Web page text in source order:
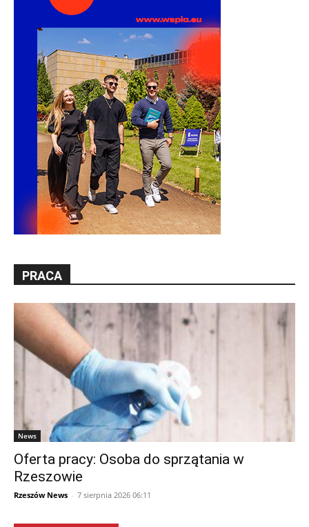
PRACA
News
Oferta pracy: Osoba do sprzątania w
Rzeszowie
Rzeszów News - 7 sierpnia 2026 06:11